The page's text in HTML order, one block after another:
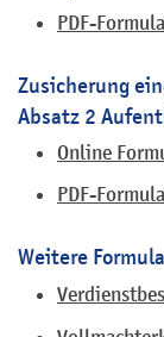
PDF-
Zusicherung
Absatz 2
Online
PDF-
Weitere